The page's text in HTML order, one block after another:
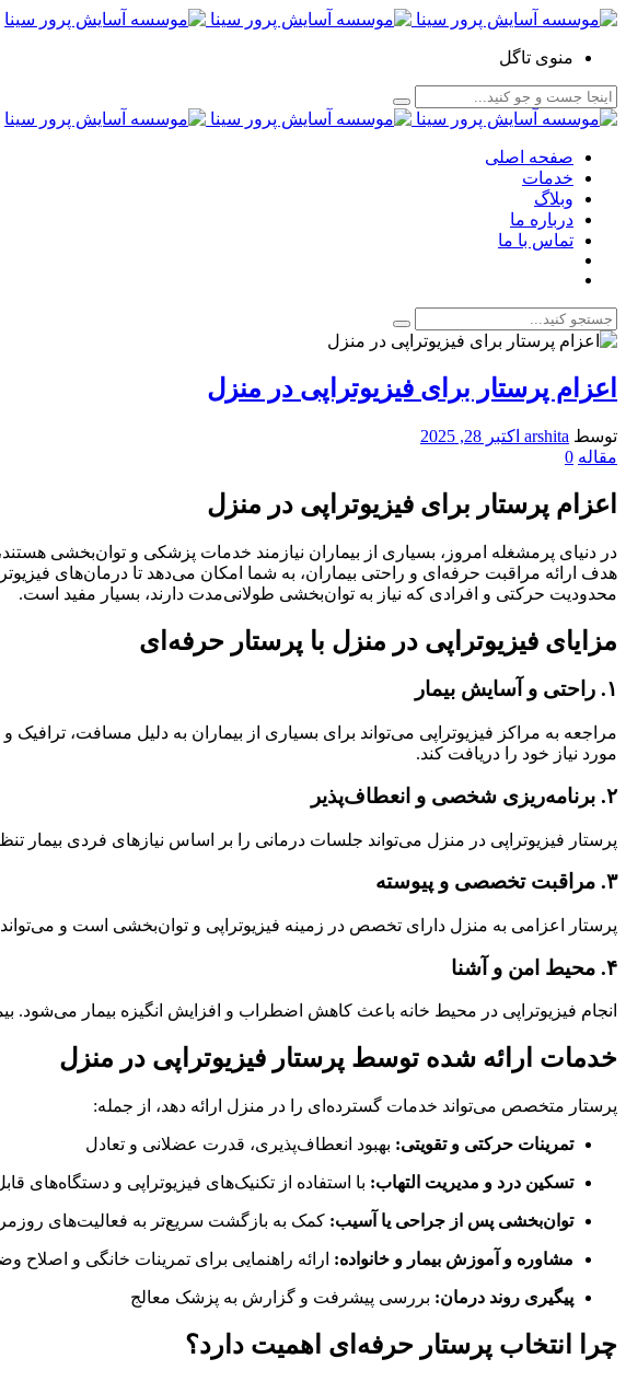
منوی تاگل
صفحه اصلی
خدمات
وبلاگ
درباره ما
تماس با ما
اعزام پرستار برای فیزیوتراپی در منزل
توسط arshita اکتبر 28, 2025
مقاله 0
اعزام پرستار برای فیزیوتراپی در منزل
در دنیای پرمشغله امروز، بسیاری از بیماران نیازمند خدمات پزشکی و توان‌بخشی
هدف ارائه مراقبت حرفه‌ای و راحتی بیماران، به شما امکان می‌دهد تا درمان‌های
محدودیت حرکتی و افرادی که نیاز به توان‌بخشی طولانی‌مدت دارند، بسیار مفید است.
مزایای فیزیوتراپی در منزل با پرستار حرفه‌ای
۱. راحتی و آسایش بیمار
مراجعه به مراکز فیزیوتراپی می‌تواند برای بسیاری از بیماران به دلیل مسافت،
مورد نیاز خود را دریافت کند.
۲. برنامه‌ریزی شخصی و انعطاف‌پذیر
پرستار فیزیوتراپی در منزل می‌تواند جلسات درمانی را بر اساس نیازهای فردی بیمار
۳. مراقبت تخصصی و پیوسته
پرستار اعزامی به منزل دارای تخصص در زمینه فیزیوتراپی و توان‌بخشی است و
۴. محیط امن و آشنا
انجام فیزیوتراپی در محیط خانه باعث کاهش اضطراب و افزایش انگیزه بیمار می‌شود.
خدمات ارائه شده توسط پرستار فیزیوتراپی در منزل
پرستار متخصص می‌تواند خدمات گسترده‌ای را در منزل ارائه دهد، از جمله:
تمرینات حرکتی و تقویتی: بهبود انعطاف‌پذیری، قدرت عضلانی و تعادل
تسکین درد و مدیریت التهاب: با استفاده از تکنیک‌های فیزیوتراپی و دستگاه‌های
توان‌بخشی پس از جراحی یا آسیب: کمک به بازگشت سریع‌تر به فعالیت‌های
مشاوره و آموزش بیمار و خانواده: ارائه راهنمایی برای تمرینات خانگی و اصلاح
پیگیری روند درمان: بررسی پیشرفت و گزارش به پزشک معالج
چرا انتخاب پرستار حرفه‌ای اهمیت دارد؟